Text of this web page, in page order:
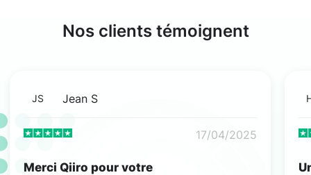
Nos clients témoignent
JS Jean S
17/04/2025
Merci Qiiro pour votre